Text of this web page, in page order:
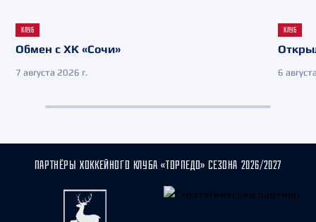
КЛУБ
Обмен с ХК «Сочи»
7 августа 2026 г.
КЛУБ
6
ПАРТНЁРЫ ХОККЕЙНОГО КЛУБА «ТОРПЕДО» СЕЗОНА 2026/2027